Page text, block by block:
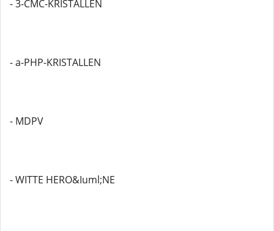
- 3-CMC-KRISTALLEN
- a-PHP-KRISTALLEN
- MDPV
- WITTE HERO&Iuml;NE